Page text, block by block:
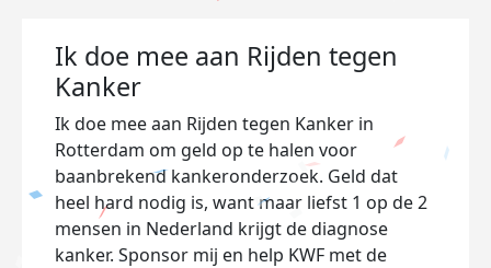
Ik doe mee aan Rijden tegen
Kanker
Ik doe mee aan Rijden tegen Kanker in
Rotterdam om geld op te halen voor
baanbrekend kankeronderzoek. Geld dat
heel hard nodig is, want maar liefst 1 op de 2
mensen in Nederland krijgt de diagnose
kanker. Sponsor mij en help KWF met de